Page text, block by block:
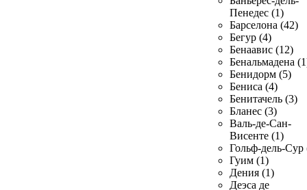
Пенедес (1)
Барселона (42)
Бегур (4)
Бенаавис (12)
Бенальмадена
Бенидорм (5)
Бениса (4)
Бенитачель (3)
Бланес (3)
Валь-де-Сан-
Висенте (1)
Гольф-дель-Сур
Гуим (1)
Дения (1)
Деэса де